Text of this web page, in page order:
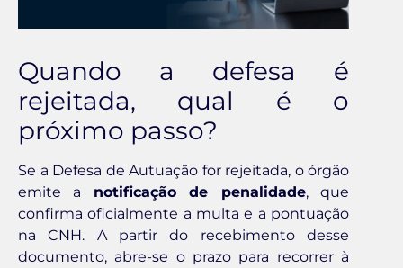
Quando a defesa é
rejeitada, qual é o
próximo passo?
Se a Defesa de Autuação for rejeitada, o órgão
emite a notificação de penalidade, que
confirma oficialmente a multa e a pontuação
na CNH. A partir do recebimento desse
documento, abre-se o prazo para recorrer à